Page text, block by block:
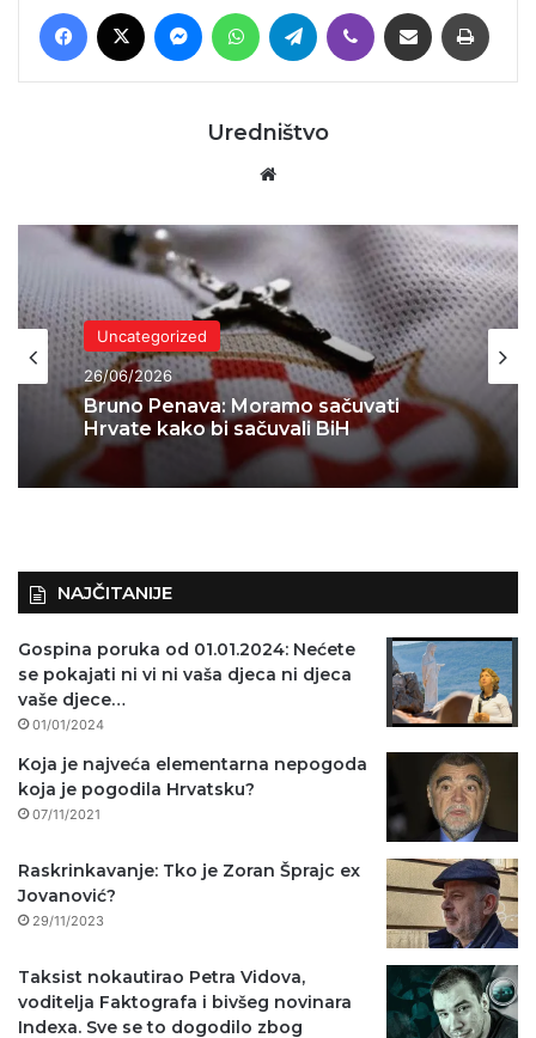
Facebook MessengerWhatsAppTelegram Viber Podijeli putem E-maila
Uredništvo
Uncategorized
26/06/2026
Bruno Penava: Moramo sačuvati
Hrvate kako bi sačuvali BiH
Uncategorized
16/06/2026
Grmoja o Glavašu: Samo debilna
zemlja bi osudila svoje generale
NAJČITANIJE
Gospina poruka od 01.01.2024: Nećete
se pokajati ni vi ni vaša djeca ni djeca
vaše djece…
01/01/2024
Koja je najveća elementarna nepogoda
koja je pogodila Hrvatsku?
07/11/2021
Raskrinkavanje: Tko je Zoran Šprajc ex
Jovanović?
29/11/2023
Taksist nokautirao Petra Vidova,
voditelja Faktografa i bivšeg novinara
Indexa. Sve se to dogodilo zbog